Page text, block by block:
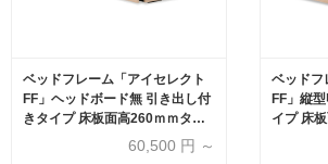
ベッドフレーム「アイセレクト
FF」ヘッドボード無 引き出し付
きタイプ 床板面高260ｍｍタイ
60,500 円 ～
ベッドフ
FF」縦
イプ 床
要マッ